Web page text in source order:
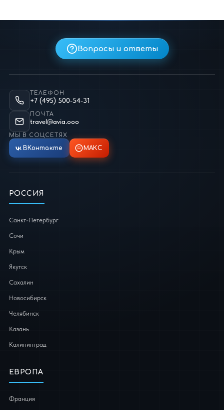
Вопросы и ответы
ТЕЛЕФОН
+7 (495) 500-54-31
ПОЧТА
travel@avia.ooo
МЫ В СОЦСЕТЯХ
ВКонтакте МАКС
РОССИЯ
Санкт-Петербург
Сочи
Крым
Якутск
Сахалин
Новосибирск
Челябинск
Казань
Калининград
ЕВРОПА
Франция